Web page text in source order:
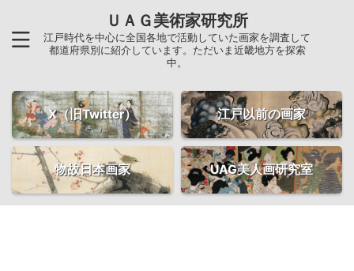
ＵＡＧ美術家研究所
江戸時代を中心に全国各地で活動していた画家を調査して
都道府県別に紹介しています。ただいま近畿地方を探索
中。
X（旧Twitter） 江戸以前の画家
物故日本画家 UAG美人画研究室